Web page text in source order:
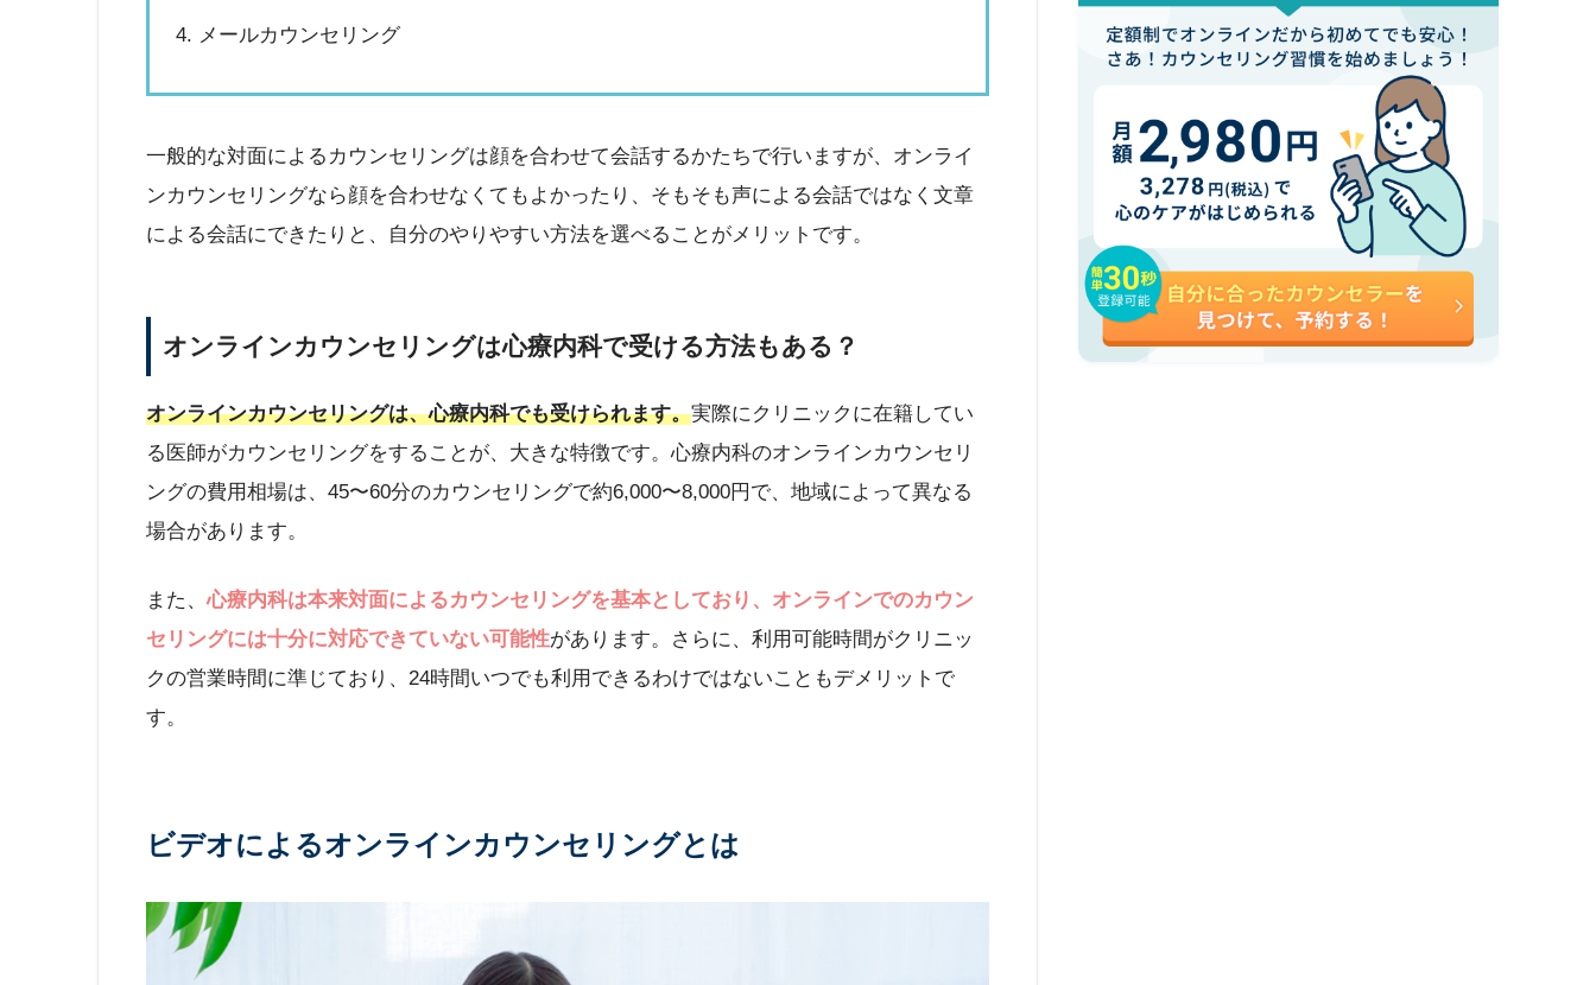
メールカウンセリング
一般的な対面によるカウンセリングは顔を合わせて会話するかたちで行いますが、オンライ
ンカウンセリングなら顔を合わせなくてもよかったり、そもそも声による会話ではなく文章
による会話にできたりと、自分のやりやすい方法を選べることがメリットです。
オンラインカウンセリングは心療内科で受ける方法もある？
オンラインカウンセリングは、心療内科でも受けられます。実際にクリニックに在籍してい
る医師がカウンセリングをすることが、大きな特徴です。心療内科のオンラインカウンセリ
ングの費用相場は、45〜60分のカウンセリングで約6,000〜8,000円で、地域によって異なる
場合があります。
また、心療内科は本来対面によるカウンセリングを基本としており、オンラインでのカウン
セリングには十分に対応できていない可能性があります。さらに、利用可能時間がクリニッ
クの営業時間に準じており、24時間いつでも利用できるわけではないこともデメリットで
す。
ビデオによるオンラインカウンセリングとは